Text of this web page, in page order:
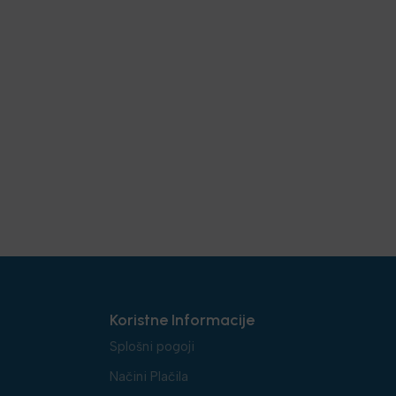
Koristne Informacije
Splošni pogoji
Načini Plačila